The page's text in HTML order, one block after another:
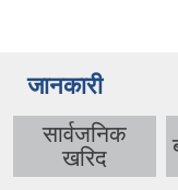
जानकारी
सार्वजनिक
खरिद